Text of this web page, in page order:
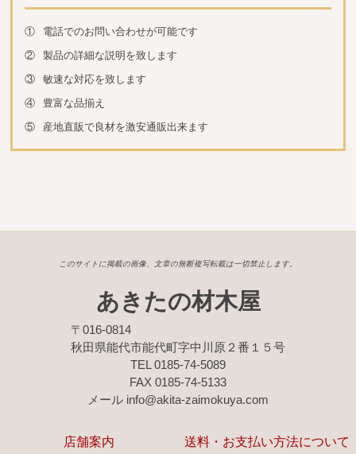
①
電話でのお問い合わせが可能です
②
製品の詳細な説明を致します
③
敏速な対応を致します
④
豊富な品揃え
⑤
産地直販で良材を激安通販出来ます
このサイトに掲載の画像、文章の無断複写転載は一切禁止します。
あきたの材木屋
〒016-0814
秋田県能代市能代町字中川原２番１５号
TEL 0185-74-5089
FAX 0185-74-5133
メール info@akita-zaimokuya.com
店舗案内 送料・お支払い方法について